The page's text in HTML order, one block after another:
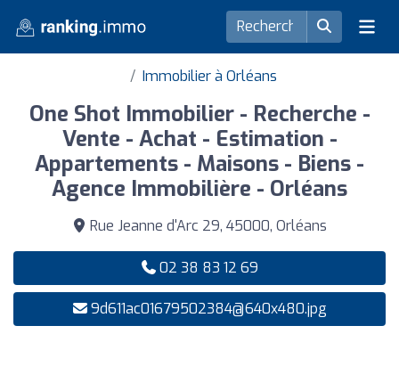
Immobilier à Orléans
One Shot Immobilier - Recherche -
Vente - Achat - Estimation -
Appartements - Maisons - Biens -
Agence Immobilière - Orléans
Rue Jeanne d'Arc 29, 45000, Orléans
02 38 83 12 69
9d611ac01679502384@640x480.jpg